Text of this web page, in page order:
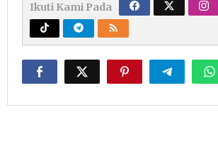
Ikuti Kami Pada